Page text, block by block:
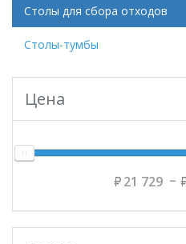
Столы для сбора отходов
Столы-тумбы
Цена
21 729